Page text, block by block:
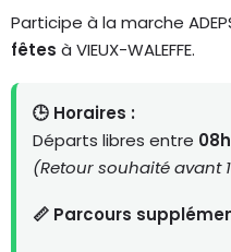
Participe à la marche
fêtes à VIEUX-WALEFFE.
🕒 Horaires :
Départs libres entre
(Retour souhaité avant
📏 Parcours